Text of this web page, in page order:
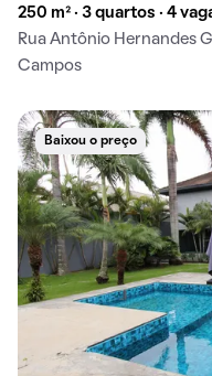
250 m² · 3 quartos · 4
Rua Antônio Hernandes
Campos
Baixou o preço